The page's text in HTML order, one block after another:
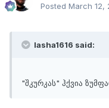
Posted March 12,
lasha1616 said:
"შკურკას" ჰქვია